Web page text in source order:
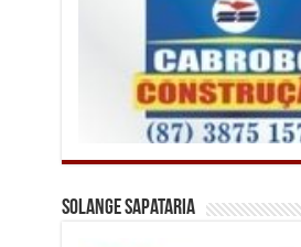
Solange Sapataria